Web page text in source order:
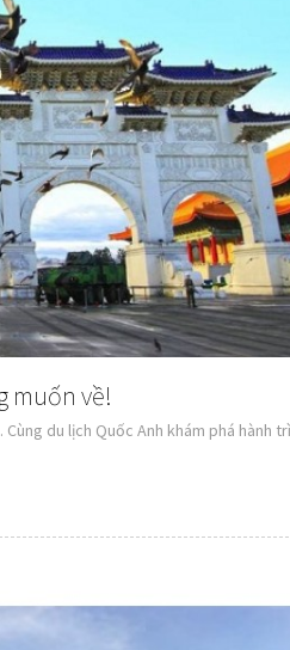
muốn về!
du lịch Quốc Anh khám phá hành